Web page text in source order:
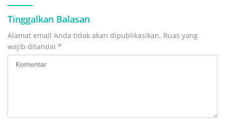
Tinggalkan Balasan
Alamat email Anda tidak akan dipublikasikan. Ruas yang
wajib ditandai *